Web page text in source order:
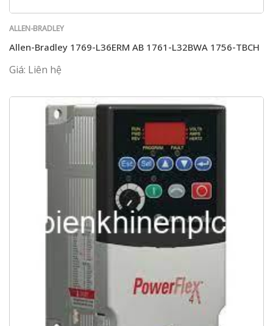
ALLEN-BRADLEY
Allen-Bradley 1769-L36ERM AB 1761-L32BWA 1756-TBCH
Giá: Liên hệ